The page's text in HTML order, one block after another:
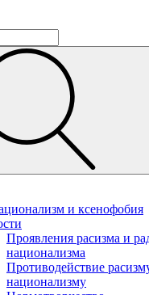
и ксенофобия
Проявления расизма и
национализма
Противодействие
национализму